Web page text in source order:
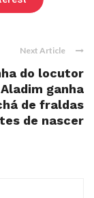
Next Article
do locutor
ganha
de fraldas
de nascer